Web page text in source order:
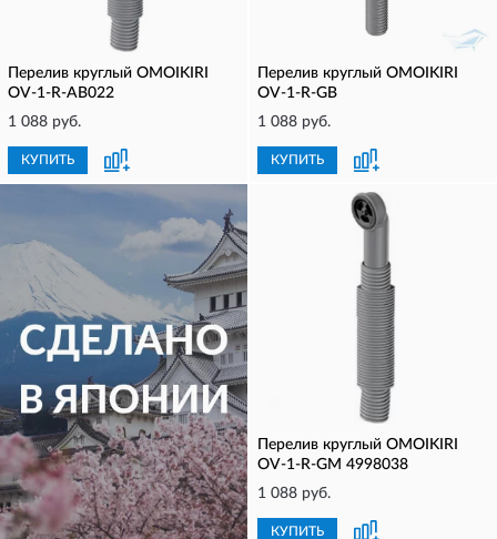
Перелив круглый OMOIKIRI
OV-1-R-AB022
1 088 руб.
КУПИТЬ
Перелив круглый OMOIKIRI
OV-1-R-GB
1 088 руб.
КУПИТЬ
КУПИТЬ
Перелив круглый OMOIKIRI
OV-1-R-GM 4998038
1 088 руб.
КУПИТЬ